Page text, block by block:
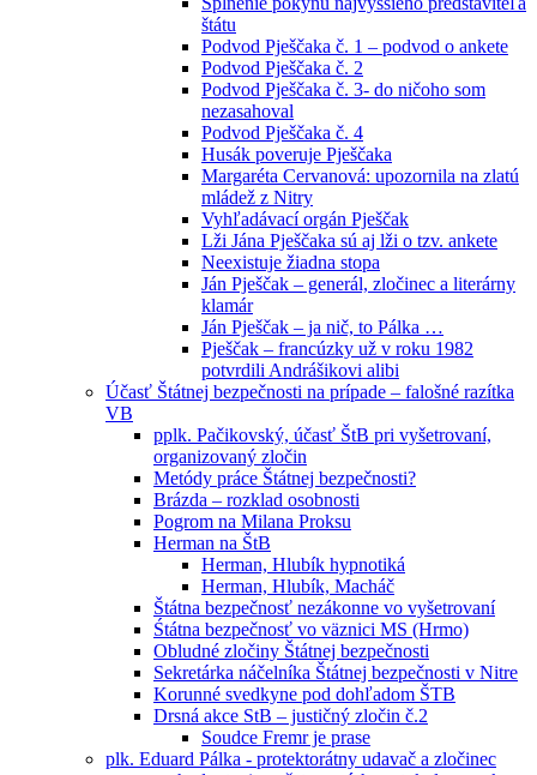
štátu
Podvod Pješčaka č. 1 – podvod o ankete
Podvod Pješčaka č. 2
Podvod Pješčaka č. 3- do ničoho som
nezasahoval
Podvod Pješčaka č. 4
Husák poveruje Pješčaka
Margaréta Cervanová: upozornila na zlatú
mládež z Nitry
Vyhľadávací orgán Pješčak
Lži Jána Pješčaka sú aj lži o tzv. ankete
Neexistuje žiadna stopa
Ján Pješčak – generál, zločinec a literárny
klamár
Ján Pješčak – ja nič, to Pálka …
Pješčak – francúzky už v roku 1982
potvrdili Andrášikovi alibi
Účasť Štátnej bezpečnosti na prípade – falošné razítka
VB
pplk. Pačikovský, účasť ŠtB pri vyšetrovaní,
organizovaný zločin
Metódy práce Štátnej bezpečnosti?
Brázda – rozklad osobnosti
Pogrom na Milana Proksu
Herman na ŠtB
Herman, Hlubík hypnotiká
Herman, Hlubík, Macháč
Štátna bezpečnosť nezákonne vo vyšetrovaní
Śtátna bezpečnosť vo väznici MS (Hrmo)
Obludné zločiny Štátnej bezpečnosti
Sekretárka náčelníka Štátnej bezpečnosti v Nitre
Korunné svedkyne pod dohľadom ŠTB
Drsná akce StB – justičný zločin č.2
Soudce Fremr je prase
plk. Eduard Pálka - protektorátny udavač a zločinec